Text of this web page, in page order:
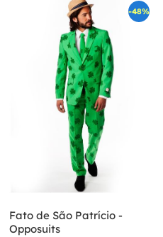
-48%
Fato de São Patrício -
Opposuits